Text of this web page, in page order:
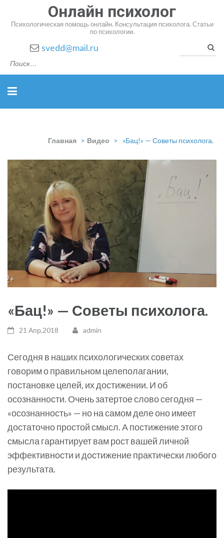
Онлайн психолог
Психологическая помощь онлайн. Консультация психолога. Статьи
по психологии.
svedd@mail.ru
Главная > Видео > «Бац!» — Советы психолога.
«Бац!» — Советы психолога.
21 Апр,2018 admin
Сегодня в наших психологических советах
говорим о правильном целеполагании,
постановке целей, их достижении. И об
осознанности. Очень затертое слово сегодня —
«осознанность» — но на самом деле оно имеет
достаточно простой смысл. А постижение этого
смысла гарантирует вам рост вашей личной
эффективности и достижение практически любого
результата.